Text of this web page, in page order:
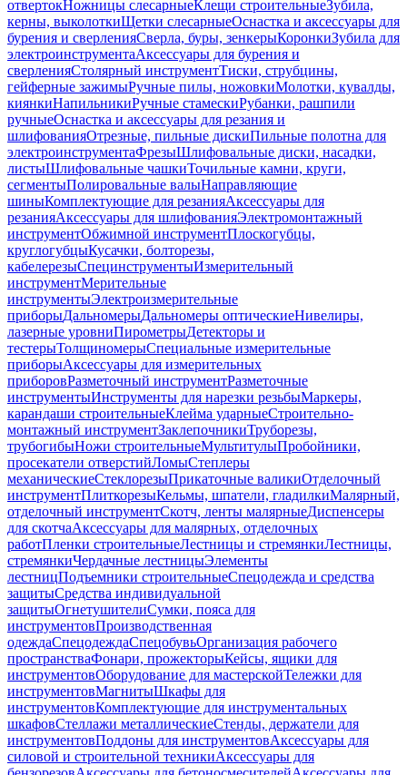
отвертокНожницы слесарныеКлещи строительныеЗубила,
керны, выколоткиЩетки слесарныеОснастка и аксессуары для
бурения и сверленияСверла, буры, зенкерыКоронкиЗубила для
электроинструментаАксессуары для бурения и
сверленияСтолярный инструментТиски, струбцины,
гейферные зажимыРучные пилы, ножовкиМолотки, кувалды,
киянкиНапильникиРучные стамескиРубанки, рашпили
ручныеОснастка и аксессуары для резания и
шлифованияОтрезные, пильные дискиПильные полотна для
электроинструментаФрезыШлифовальные диски, насадки,
листыШлифовальные чашкиТочильные камни, круги,
сегментыПолировальные валыНаправляющие
шиныКомплектующие для резанияАксессуары для
резанияАксессуары для шлифованияЭлектромонтажный
инструментОбжимной инструментПлоскогубцы,
круглогубцыКусачки, болторезы,
кабелерезыСпецинструментыИзмерительный
инструментМерительные
инструментыЭлектроизмерительные
приборыДальномерыДальномеры оптическиеНивелиры,
лазерные уровниПирометрыДетекторы и
тестерыТолщиномерыСпециальные измерительные
приборыАксессуары для измерительных
приборовРазметочный инструментРазметочные
инструментыИнструменты для нарезки резьбыМаркеры,
карандаши строительныеКлейма ударныеСтроительно-
монтажный инструментЗаклепочникиТруборезы,
трубогибыНожи строительныеМультитулыПробойники,
просекатели отверстийЛомыСтеплеры
механическиеСтеклорезыПрикаточные валикиОтделочный
инструментПлиткорезыКельмы, шпатели, гладилкиМалярный,
отделочный инструментСкотч, ленты малярныеДиспенсеры
для скотчаАксессуары для малярных, отделочных
работПленки строительныеЛестницы и стремянкиЛестницы,
стремянкиЧердачные лестницыЭлементы
лестницПодъемники строительныеСпецодежда и средства
защитыСредства индивидуальной
защитыОгнетушителиСумки, пояса для
инструментовПроизводственная
одеждаСпецодеждаСпецобувьОрганизация рабочего
пространстваФонари, прожекторыКейсы, ящики для
инструментовОборудование для мастерскойТележки для
инструментовМагнитыШкафы для
инструментовКомплектующие для инструментальных
шкафовСтеллажи металлическиеСтенды, держатели для
инструментовПоддоны для инструментовАксессуары для
силовой и строительной техникиАксессуары для